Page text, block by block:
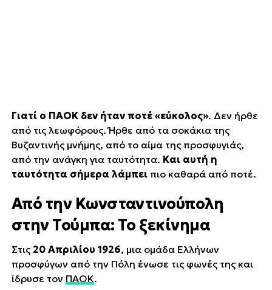
Γιατί ο ΠΑΟΚ δεν ήταν ποτέ «εύκολος». Δεν ήρθε
από τις λεωφόρους. Ήρθε από τα σοκάκια της
Βυζαντινής μνήμης, από το αίμα της προσφυγιάς,
από την ανάγκη για ταυτότητα. Και αυτή η
ταυτότητα σήμερα λάμπειπιο καθαρά από ποτέ.
Από την Κωνσταντινούπολη
στην Τούμπα: Το ξεκίνημα
Στις 20 Απριλίου 1926, μια ομάδα Ελλήνων
προσφύγων από την Πόλη ένωσε τις φωνές της και
ίδρυσε τον ΠΑΟΚ.